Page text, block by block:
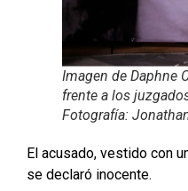
Imagen de Daphne
frente a los
Fotografía:
El acusado, vestido con
se declaró inocente.